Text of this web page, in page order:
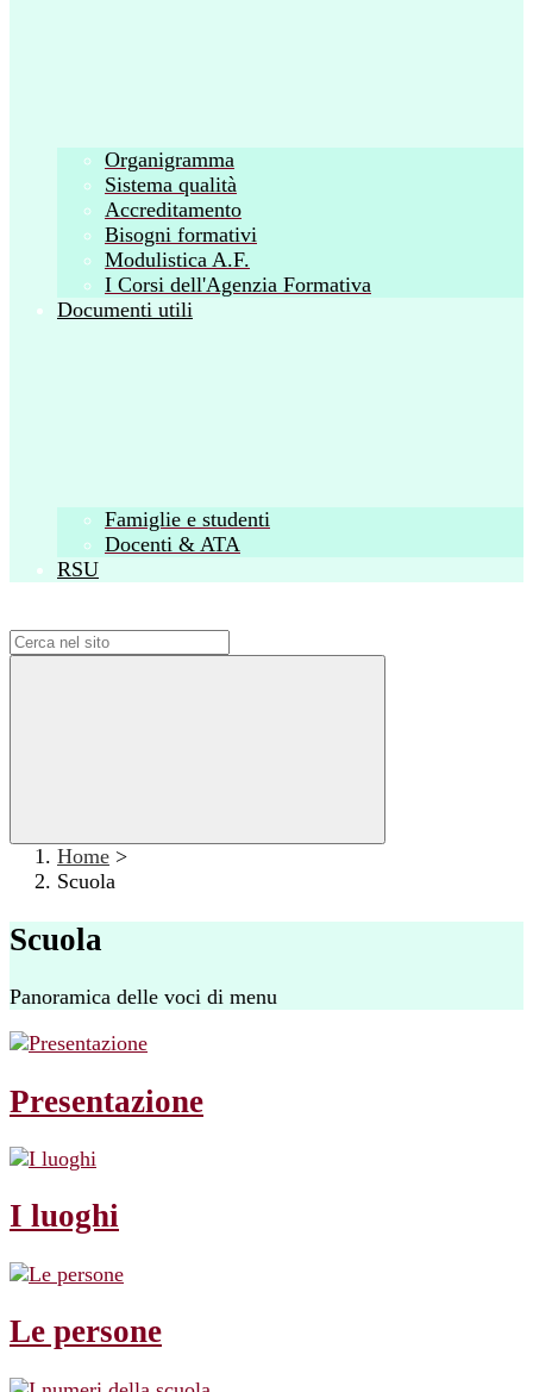
Organigramma
Sistema qualità
Accreditamento
Bisogni formativi
Modulistica A.F.
I Corsi dell'Agenzia Formativa
Documenti utili
Famiglie e studenti
Docenti & ATA
RSU
Home >
Scuola
Scuola
Panoramica delle voci di menu
Presentazione
I luoghi
Le persone